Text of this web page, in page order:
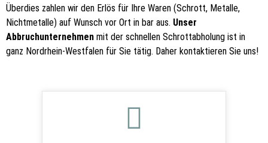
Überdies zahlen wir den Erlös für Ihre Waren (Schrott, Metalle,
Nichtmetalle) auf Wunsch vor Ort in bar aus. Unser
Abbruchunternehmen mit der schnellen Schrottabholung ist in
ganz Nordrhein-Westfalen für Sie tätig. Daher kontaktieren Sie uns!